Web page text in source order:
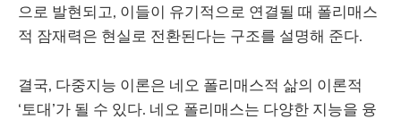
으로 발현되고, 이들이 유기적으로 연결될 때 폴리매스
적 잠재력은 현실로 전환된다는 구조를 설명해 준다.
결국, 다중지능 이론은 네오 폴리매스적 삶의 이론적
‘토대’가 될 수 있다. 네오 폴리매스는 다양한 지능을 융